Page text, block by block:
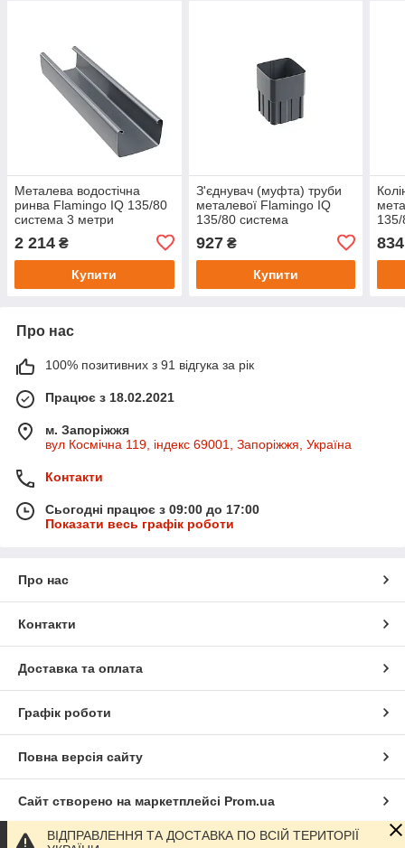
Металева водостічна
ринва Flamingo IQ 135/80
система 3 метри
2 214 ₴
Купити
З'єднувач (муфта) труби
металевої Flamingo IQ
135/80 система
927₴
Купити
834
Про нас
100% позитивних з 91 відгука за рік
Працює з 18.02.2021
м. Запоріжжя
вул Космічна 119, індекс 69001, Запоріжжя, Україна
Контакти
Сьогодні працює з 09:00 до 17:00
Показати весь графік роботи
Про нас
Контакти
Доставка та оплата
Графік роботи
Повна версія сайту
Сайт створено на маркетплейсі Prom.ua
ВІДПРАВЛЕННЯ ТА ДОСТАВКА ПО ВСІЙ ТЕРИТОРІЇ